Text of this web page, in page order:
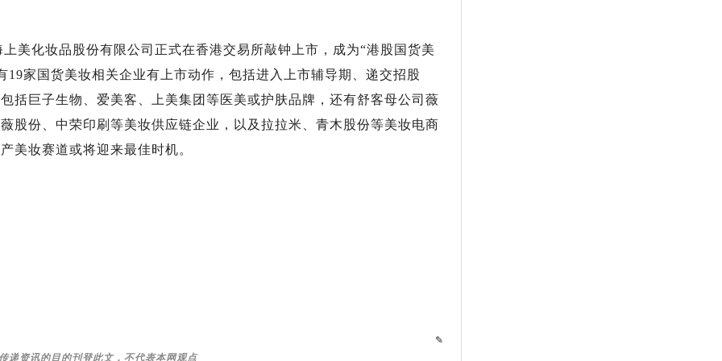
化妆品股份有限公司正式在香港交易所敲钟上市，成为“港股国货美
家国货美妆相关企业有上市动作，包括进入上市辅导期、递交招股
括巨子生物、爱美客、上美集团等医美或护肤品牌，还有舒客母公司薇
股份、中荣印刷等美妆供应链企业，以及拉拉米、青木股份等美妆电商
美妆赛道或将迎来最佳时机。
✎
递资讯的目的刊登此文，不代表本网观点